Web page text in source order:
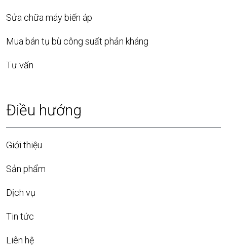
Sửa chữa máy biến áp
Mua bán tụ bù công suất phản kháng
Tư vấn
Điều hướng
Giới thiệu
Sản phẩm
Dịch vụ
Tin tức
Liên hệ